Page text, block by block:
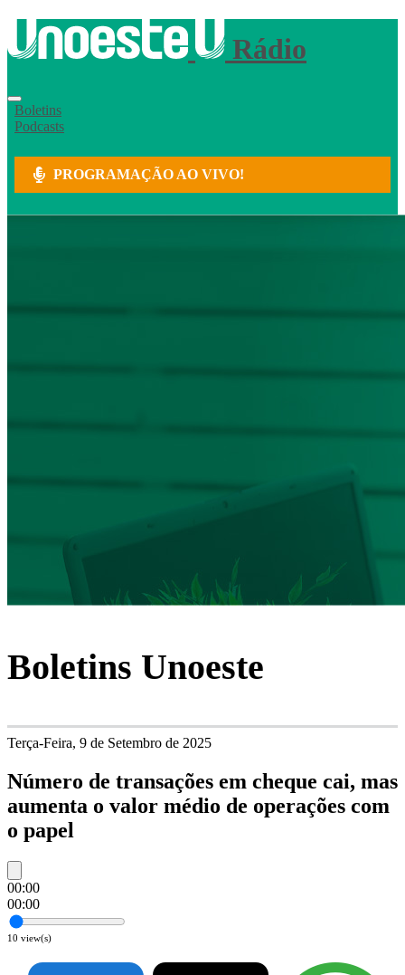
Rádio
Boletins
Podcasts
PROGRAMAÇÃO AO VIVO!
Boletins Unoeste
Terça-Feira, 9 de Setembro de 2025
Número de transações em cheque cai, mas
aumenta o valor médio de operações com
o papel
00:00
00:00
10 view(s)